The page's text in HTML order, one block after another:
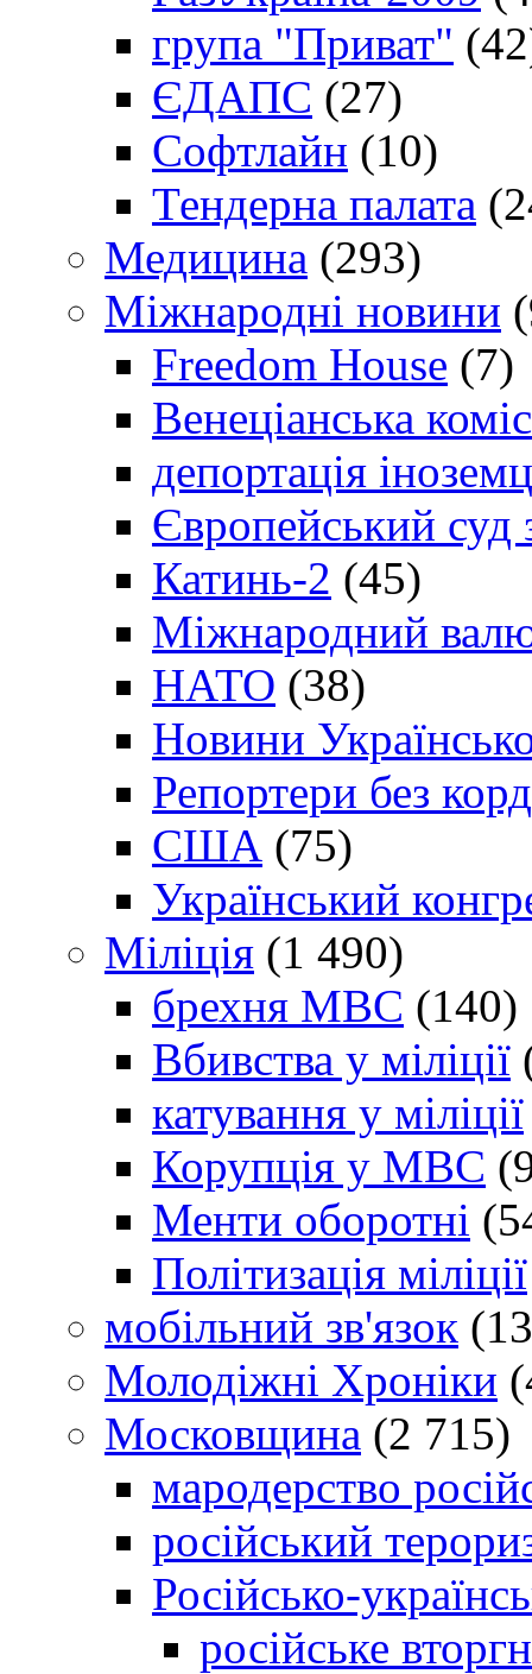
група "Приват"
ЄДАПС (27)
Софтлайн (10)
Тендерна палата
Медицина (293)
Міжнародні новини
Freedom House (7)
Венеціанська
депортація
Європейський
Катинь-2 (45)
Міжнародний
НАТО (38)
Новини
Репортери без
США (75)
Український
Міліція (1 490)
брехня МВС (140)
Вбивства у міліції
катування у міліції
Корупція у МВС
Менти оборотні
Політизація міліції
мобільний зв'язок
Молодіжні Хроніки
Московщина (2 715)
мародерство
російський
Російсько-
російське